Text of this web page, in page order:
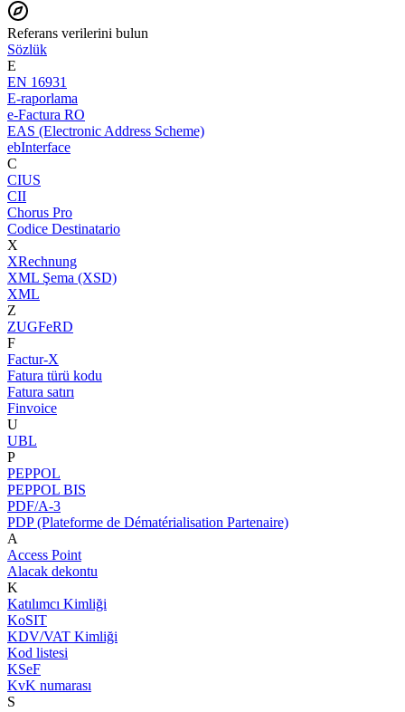
Referans verilerini bulun
Sözlük
E
EN 16931
E-raporlama
e-Factura RO
EAS (Electronic Address Scheme)
ebInterface
C
CIUS
CII
Chorus Pro
Codice Destinatario
X
XRechnung
XML Şema (XSD)
XML
Z
ZUGFeRD
F
Factur-X
Fatura türü kodu
Fatura satırı
Finvoice
U
UBL
P
PEPPOL
PEPPOL BIS
PDF/A-3
PDP (Plateforme de Dématérialisation Partenaire)
A
Access Point
Alacak dekontu
K
Katılımcı Kimliği
KoSIT
KDV/VAT Kimliği
Kod listesi
KSeF
KvK numarası
S